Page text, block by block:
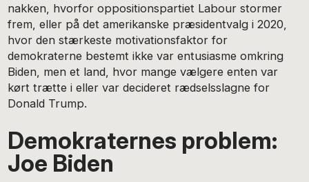
nakken, hvorfor oppositionspartiet Labour stormer
frem, eller på det amerikanske præsidentvalg i 2020,
hvor den stærkeste motivationsfaktor for
demokraterne bestemt ikke var entusiasme omkring
Biden, men et land, hvor mange vælgere enten var
kørt trætte i eller var decideret rædselsslagne for
Donald Trump.
Demokraternes problem:
Joe Biden